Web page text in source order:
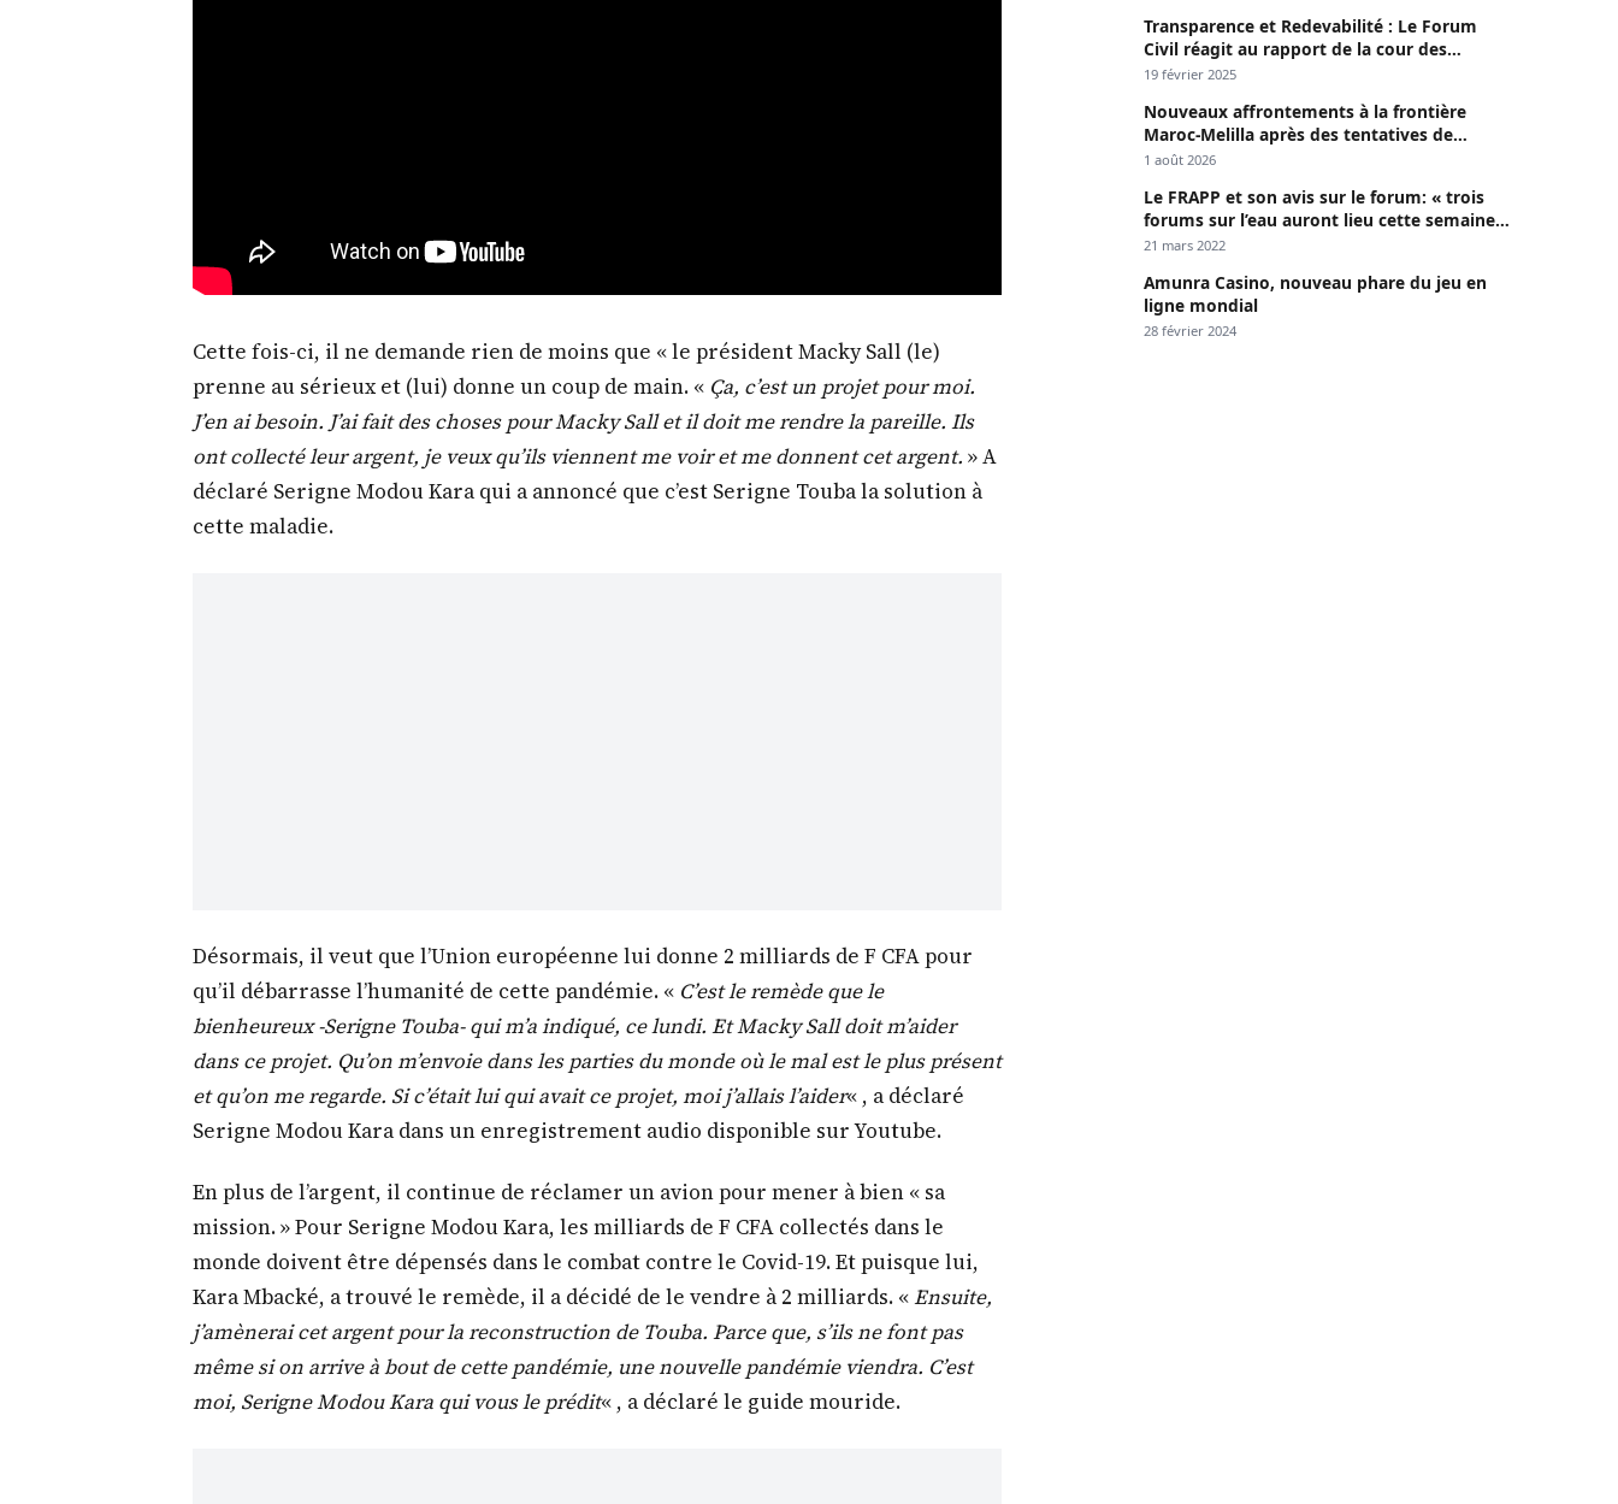
Cette fois-ci, il ne demande rien de moins que « le président Macky Sall (le)
prenne au sérieux et (lui) donne un coup de main. « Ça, c’est un projet pour moi.
J’en ai besoin. J’ai fait des choses pour Macky Sall et il doit me rendre la pareille. Ils
ont collecté leur argent, je veux qu’ils viennent me voir et me donnent cet argent. » A
déclaré Serigne Modou Kara qui a annoncé que c’est Serigne Touba la solution à
cette maladie.
Désormais, il veut que l’Union européenne lui donne 2 milliards de F CFA pour
qu’il débarrasse l’humanité de cette pandémie. « C’est le remède que le
bienheureux -Serigne Touba- qui m’a indiqué, ce lundi. Et Macky Sall doit m’aider
dans ce projet. Qu’on m’envoie dans les parties du monde où le mal est le plus présent
et qu’on me regarde. Si c’était lui qui avait ce projet, moi j’allais l’aider« , a déclaré
Serigne Modou Kara dans un enregistrement audio disponible sur Youtube.
En plus de l’argent, il continue de réclamer un avion pour mener à bien « sa
mission. » Pour Serigne Modou Kara, les milliards de F CFA collectés dans le
monde doivent être dépensés dans le combat contre le Covid-19. Et puisque lui,
Kara Mbacké, a trouvé le remède, il a décidé de le vendre à 2 milliards. «Ensuite,
j’amènerai cet argent pour la reconstruction de Touba. Parce que, s’ils ne font pas
même si on arrive à bout de cette pandémie, une nouvelle pandémie viendra. C’est
moi, Serigne Modou Kara qui vous le prédit« , a déclaré le guide mouride.
Transparence et Redevabilité : Le Forum
Civil réagit au rapport de la cour des
comptes
19 février 2025
Nouveaux affrontements à la frontière
Maroc-Melilla après des tentatives de
passage
1 août 2026
Le FRAPP et son avis sur le forum: « trois
forums sur l’eau auront lieu cette semaine à
Dakar »
21 mars 2022
Amunra Casino, nouveau phare du jeu en
ligne mondial
28 février 2024